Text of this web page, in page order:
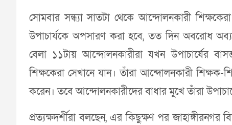
সোমবার সন্ধ্যা সাতটা থেকে আন্দোলনকারী
উপাচার্যকে অপসারণ করা হবে, তত দিন অবরোধ
বেলা ১১টায় আন্দোলনকারীরা যখন উপাচার্যের
শিক্ষকেরা সেখানে যান। তাঁরা আন্দোলনকারী শিক্ষক-
করেন। তবে আন্দোলনকারীদের বাধার মুখে তাঁরা
প্রত্যক্ষদর্শীরা বলছেন, এর কিছুক্ষণ পর জাহাঙ্গীরনগর